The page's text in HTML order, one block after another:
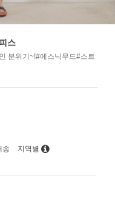
스
분위기~!#에스닉무드#스트
송 지역별